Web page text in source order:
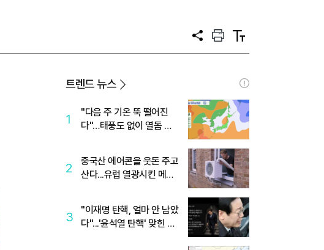
공
프
트
텍
트
트렌드 뉴스
1
"다음 주 기온 뚝 떨어진
다"…태풍도 없이 열돔 박
2
중국산 에어콘을 웃돈 주고
산다...유럽 열광시킨 메이
3
"이재명 탄핵, 얼마 안 남았
다"...'윤석열 탄핵' 맞힌 무